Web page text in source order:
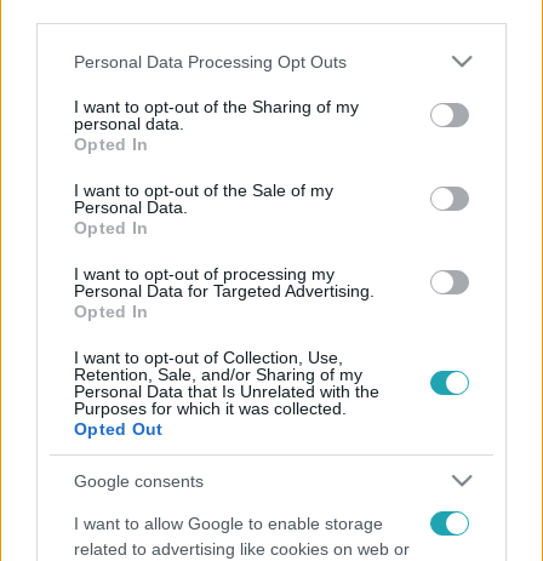
Please note that this website/app uses one or more Google
not limited to your visit or usage behaviour. You may click to
grant or deny consent to Google and its third-party tags to
use your data for below specified purposes in below Google
consent section.
Personal Data Processing Opt Outs
I want to opt-out of the Sharing of my
personal data.
Opted In
I want to opt-out of the Sale of my
Personal Data.
Opted In
I want to opt-out of processing my
Personal Data for Targeted Advertising.
Opted In
I want to opt-out of Collection, Use,
Retention, Sale, and/or Sharing of my
Personal Data that Is Unrelated with the
Purposes for which it was collected.
Opted Out
Google consents
I want to allow Google to enable storage
related to advertising like cookies on web or
együttműködés áll – bár párttag nem lesz, közös videókat
terveznek készíteni. Csoki szerint elfogult lett a párttal
kapcsolatban, míg alkotótársa, Nagy Ádám a műsor
függetlenségét szerette volna megőrizni, így útjaik
különválnak. YouTube-csatornája és stand-up fellépései
továbbra is folytatódnak.
2024. március 28. 14:36
A Jólvanezígy műsorvezetője szerint megverte őt
egy újpesti politikus